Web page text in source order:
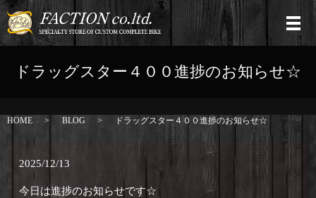
ドラッグスター４００進捗のお知らせ☆
HOME BLOG ドラッグスター４００進捗のお知らせ☆
2025/12/13
今日は進捗のお知らせです☆